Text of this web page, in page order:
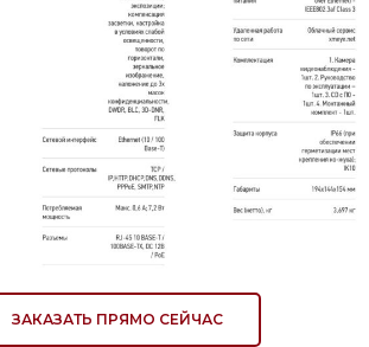
ЗАКАЗАТЬ ПРЯМО СЕЙЧАС